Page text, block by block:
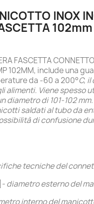
INOX
FASCETTA
102MM, include una
da -60 a 200°C,
alimenti. Viene spesso
diametro di 101-102
saldati al tubo da
di confusione
tecniche del
- diametro esterno del
interno del